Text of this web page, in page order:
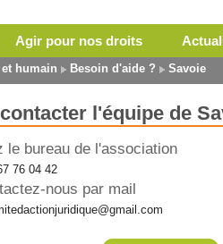
Agir pour nos droits
humain Besoin d'aide ? Savoie
l'équipe de
le bureau de l'association
76 04 42
nous par mail